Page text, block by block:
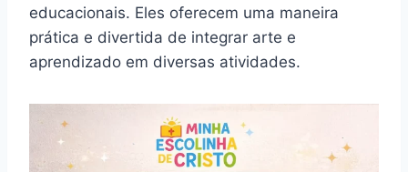
educacionais. Eles oferecem uma maneira
prática e divertida de integrar arte e
aprendizado em diversas atividades.